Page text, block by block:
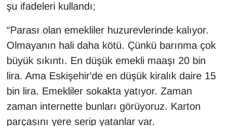
şu ifadeleri kullandı;
“Parası olan emekliler huzurevlerinde kalıyor.
Olmayanın hali daha kötü. Çünkü barınma çok
büyük sıkıntı. En düşük emekli maaşı 20 bin
lira. Ama Eskişehir'de en düşük kiralık daire 15
bin lira. Emekliler sokakta yatıyor. Zaman
zaman internette bunları görüyoruz. Karton
parçasını yere serip yatanlar var.